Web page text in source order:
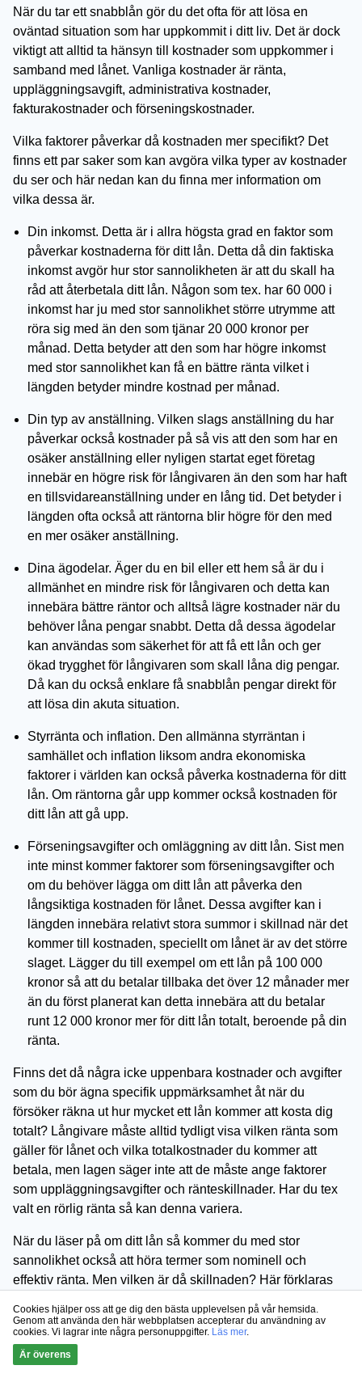
Cookies hjälper oss att ge dig den bästa upplevelsen på vår hemsida.
Genom att använda den här webbplatsen accepterar du användning av
cookies. Vi lagrar inte några personuppgifter. Läs mer.
Är överens
När du tar ett snabblån gör du det ofta för att lösa en
oväntad situation som har uppkommit i ditt liv. Det är dock
viktigt att alltid ta hänsyn till kostnader som uppkommer i
samband med lånet. Vanliga kostnader är ränta,
uppläggningsavgift, administrativa kostnader,
fakturakostnader och förseningskostnader.
Vilka faktorer påverkar då kostnaden mer specifikt? Det
finns ett par saker som kan avgöra vilka typer av kostnader
du ser och här nedan kan du finna mer information om
vilka dessa är.
Din inkomst. Detta är i allra högsta grad en faktor som
påverkar kostnaderna för ditt lån. Detta då din faktiska
inkomst avgör hur stor sannolikheten är att du skall ha
råd att återbetala ditt lån. Någon som tex. har 60 000 i
inkomst har ju med stor sannolikhet större utrymme att
röra sig med än den som tjänar 20 000 kronor per
månad. Detta betyder att den som har högre inkomst
med stor sannolikhet kan få en bättre ränta vilket i
längden betyder mindre kostnad per månad.
Din typ av anställning. Vilken slags anställning du har
påverkar också kostnader på så vis att den som har en
osäker anställning eller nyligen startat eget företag
innebär en högre risk för långivaren än den som har haft
en tillsvidareanställning under en lång tid. Det betyder i
längden ofta också att räntorna blir högre för den med
en mer osäker anställning.
Dina ägodelar. Äger du en bil eller ett hem så är du i
allmänhet en mindre risk för långivaren och detta kan
innebära bättre räntor och alltså lägre kostnader när du
behöver låna pengar snabbt. Detta då dessa ägodelar
kan användas som säkerhet för att få ett lån och ger
ökad trygghet för långivaren som skall låna dig pengar.
Då kan du också enklare få snabblån pengar direkt för
att lösa din akuta situation.
Styrränta och inflation. Den allmänna styrräntan i
samhället och inflation liksom andra ekonomiska
faktorer i världen kan också påverka kostnaderna för ditt
lån. Om räntorna går upp kommer också kostnaden för
ditt lån att gå upp.
Förseningsavgifter och omläggning av ditt lån. Sist men
inte minst kommer faktorer som förseningsavgifter och
om du behöver lägga om ditt lån att påverka den
långsiktiga kostnaden för lånet. Dessa avgifter kan i
längden innebära relativt stora summor i skillnad när det
kommer till kostnaden, speciellt om lånet är av det större
slaget. Lägger du till exempel om ett lån på 100 000
kronor så att du betalar tillbaka det över 12 månader mer
än du först planerat kan detta innebära att du betalar
runt 12 000 kronor mer för ditt lån totalt, beroende på din
ränta.
Finns det då några icke uppenbara kostnader och avgifter
som du bör ägna specifik uppmärksamhet åt när du
försöker räkna ut hur mycket ett lån kommer att kosta dig
totalt? Långivare måste alltid tydligt visa vilken ränta som
gäller för lånet och vilka totalkostnader du kommer att
betala, men lagen säger inte att de måste ange faktorer
som uppläggningsavgifter och ränteskillnader. Har du tex
valt en rörlig ränta så kan denna variera.
När du läser på om ditt lån så kommer du med stor
sannolikhet också att höra termer som nominell och
effektiv ränta. Men vilken är då skillnaden? Här förklaras
förstå ditt lån och de kostnader som följer med lånet.
Den nominella räntan är årsräntan för lånet, när man inte